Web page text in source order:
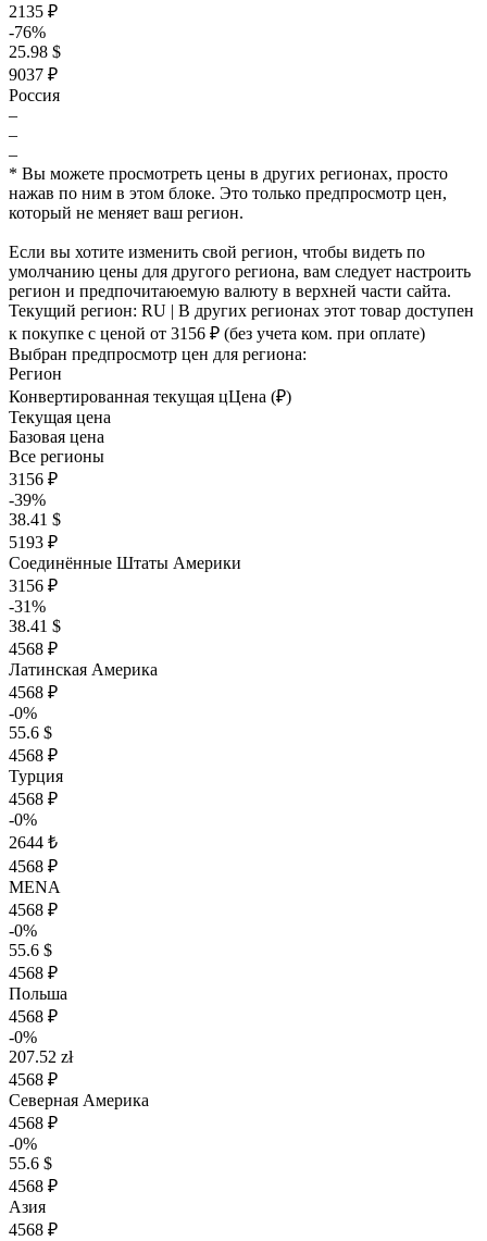
2135 ₽
-76%
25.98 $
9037 ₽
Россия
–
–
–
* Вы можете просмотреть цены в других регионах, просто
нажав по ним в этом блоке. Это только предпросмотр цен,
который не меняет ваш регион.
Если вы хотите изменить свой регион, чтобы видеть по
умолчанию цены для другого региона, вам следует настроить
регион и предпочитаюемую валюту в верхней части сайта.
Текущий регион: RU | В других регионах этот товар доступен
к покупке с ценой от 3156 ₽ (без учета ком. при оплате)
Выбран предпросмотр цен для региона:
Регион
Конвертированная текущая цЦена (₽)
Текущая цена
Базовая цена
Все регионы
3156 ₽
-39%
38.41 $
5193 ₽
Соединённые Штаты Америки
3156 ₽
-31%
38.41 $
4568 ₽
Латинская Америка
4568 ₽
-0%
55.6 $
4568 ₽
Турция
4568 ₽
-0%
2644 ₺
4568 ₽
MENA
4568 ₽
-0%
55.6 $
4568 ₽
Польша
4568 ₽
-0%
207.52 zł
4568 ₽
Северная Америка
4568 ₽
-0%
55.6 $
4568 ₽
Азия
4568 ₽